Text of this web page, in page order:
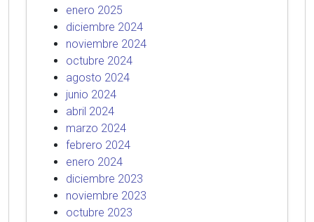
enero 2025
diciembre 2024
noviembre 2024
octubre 2024
agosto 2024
junio 2024
abril 2024
marzo 2024
febrero 2024
enero 2024
diciembre 2023
noviembre 2023
octubre 2023